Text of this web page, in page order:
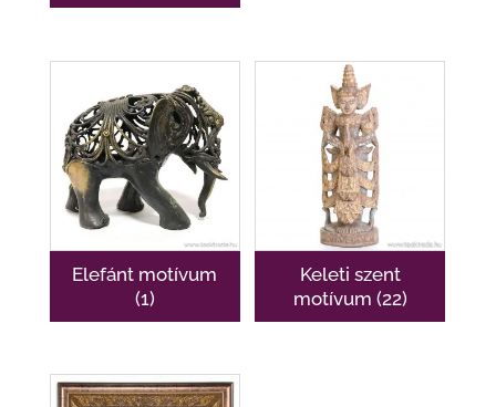
Elefánt motívum
(1)
Keleti szent
motívum (22)